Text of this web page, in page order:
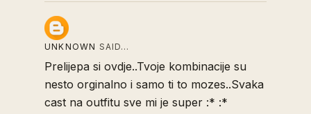
UNKNOWN SAID…
Prelijepa si ovdje..Tvoje kombinacije su
nesto orginalno i samo ti to mozes..Svaka
cast na outfitu sve mi je super :* :*